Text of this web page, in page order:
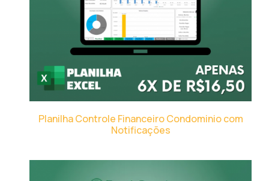
Planilha Controle Financeiro Condominio com
Notificações